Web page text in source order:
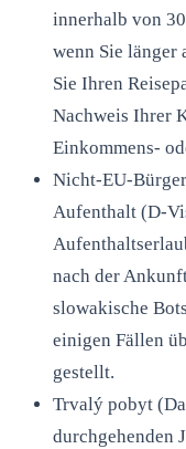
innerhalb von
wenn Sie länger
Sie Ihren
Nachweis Ihrer
Einkommens-
Nicht-EU-
Aufenthalt (D-
nach der
slowakische
einigen Fällen
gestellt.
Trvalý pobyt
durchgehenden